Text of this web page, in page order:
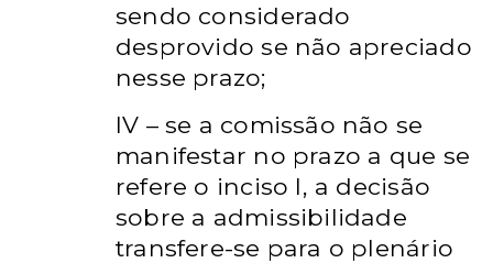
sendo considerado
desprovido se não apreciado
nesse prazo;
IV – se a comissão não se
manifestar no prazo a que se
refere o inciso I, a decisão
sobre a admissibilidade
transfere-se para o plenário